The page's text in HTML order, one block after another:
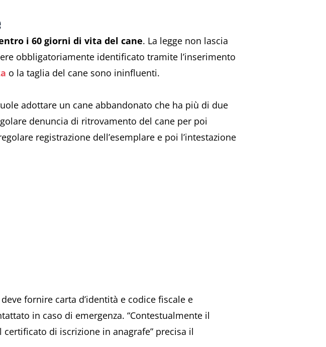
i 60 giorni di vita del cane. La legge non lascia
obbligatoriamente identificato tramite l’inserimento
o la taglia del cane sono ininfluenti.
adottare un cane abbandonato che ha più di due
denuncia di ritrovamento del cane per poi
registrazione dell’esemplare e poi l’intestazione
fornire carta d’identità e codice fiscale e
in caso di emergenza. “Contestualmente il
di iscrizione in anagrafe” precisa il